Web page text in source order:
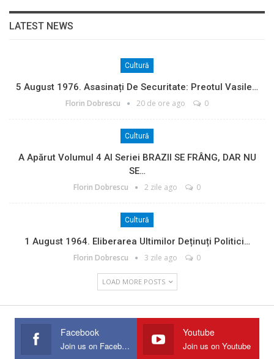
LATEST NEWS
Cultură
5 August 1976. Asasinați De Securitate: Preotul Vasile…
Florin Dobrescu 20 de ore ago 0
Cultură
A Apărut Volumul 4 Al Seriei BRAZII SE FRÂNG, DAR NU
SE…
Florin Dobrescu 2 zile ago 0
Cultură
1 August 1964. Eliberarea Ultimilor Deținuți Politici…
Florin Dobrescu 3 zile ago 0
LOAD MORE POSTS
Facebook
Join us on Facebook
Youtube
Join us on Youtube